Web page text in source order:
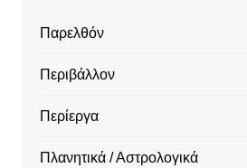
Παρελθόν
Περιβάλλον
Περίεργα
Πλανητικά / Αστρολογικά